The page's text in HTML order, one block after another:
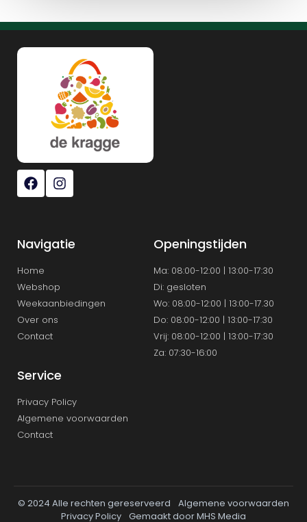
Navigatie
Home
Webshop
Weekaanbiedingen
Over ons
Contact
Openingstijden
Ma: 08:00-12:00 | 13:00-17:30
Di: gesloten
Wo: 08:00-12:00 | 13:00-17.30
Do: 08:00-12:00 | 13:00-17:30
Vrij: 08:00-12:00 | 13:00-17:30
Za: 07:30-16:00
Service
Privacy Policy
Algemene voorwaarden
Contact
© 2024 Alle rechten gereserveerd
Algemene voorwaarden
Privacy Policy Gemaakt door MHS Media